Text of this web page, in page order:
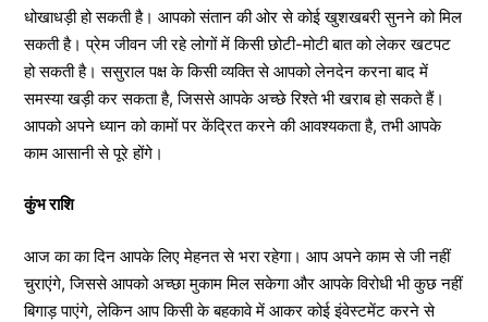
धोखाधड़ी हो सकती है। आपको संतान की ओर से कोई खुशखबरी सुनने को मिल
सकती है। प्रेम जीवन जी रहे लोगों में किसी छोटी-मोटी बात को लेकर खटपट
हो सकती है। ससुराल पक्ष के किसी व्यक्ति से आपको लेनदेन करना बाद में
समस्या खड़ी कर सकता है, जिससे आपके अच्छे रिश्ते भी खराब हो सकते हैं।
आपको अपने ध्यान को कामों पर केंद्रित करने की आवश्यकता है, तभी आपके
काम आसानी से पूरे होंगे।
कुंभ राशि
आज का का दिन आपके लिए मेहनत से भरा रहेगा। आप अपने काम से जी नहीं
चुराएंगे, जिससे आपको अच्छा मुकाम मिल सकेगा और आपके विरोधी भी कुछ नहीं
बिगाड़ पाएंगे, लेकिन आप किसी के बहकावे में आकर कोई इंवेस्टमेंट करने से